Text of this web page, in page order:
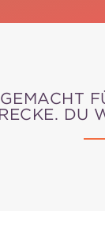
GEMACHT
DU